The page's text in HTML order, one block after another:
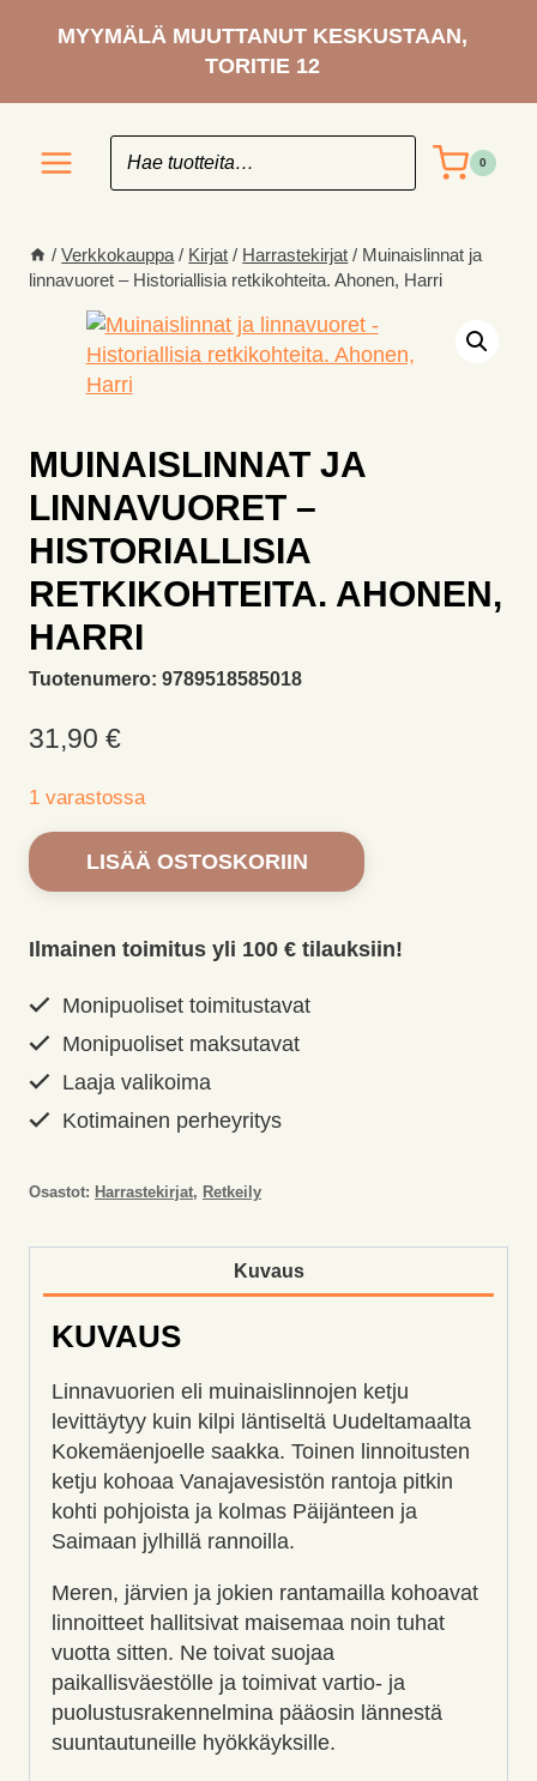
sisältöönMYYMÄLÄ MUUTTANUT KESKUSTAAN,
TORITIE 12
0
/ Verkkokauppa / Kirjat / Harrastekirjat / Muinaislinnat ja
linnavuoret – Historiallisia retkikohteita. Ahonen, Harri
MUINAISLINNAT JA
LINNAVUORET –
HISTORIALLISIA
RETKIKOHTEITA. AHONEN,
HARRI
Tuotenumero: 9789518585018
31,90 €
1 varastossa
Muinaislinnat
ja
Historiallisia
retkikohteita.
Harri
määrä
LISÄÄ OSTOSKORIIN
Ilmainen toimitus yli 100 € tilauksiin!
Monipuoliset toimitustavat
Monipuoliset maksutavat
Laaja valikoima
Kotimainen perheyritys
Osastot: Harrastekirjat, Retkeily
Kuvaus
KUVAUS
Linnavuorien eli muinaislinnojen ketju
levittäytyy kuin kilpi läntiseltä Uudeltamaalta
Kokemäenjoelle saakka. Toinen linnoitusten
ketju kohoaa Vanajavesistön rantoja pitkin
kohti pohjoista ja kolmas Päijänteen ja
Saimaan jylhillä rannoilla.
Meren, järvien ja jokien rantamailla kohoavat
linnoitteet hallitsivat maisemaa noin tuhat
vuotta sitten. Ne toivat suojaa
paikallisväestölle ja toimivat vartio- ja
puolustusrakennelmina pääosin lännestä
suuntautuneille hyökkäyksille.